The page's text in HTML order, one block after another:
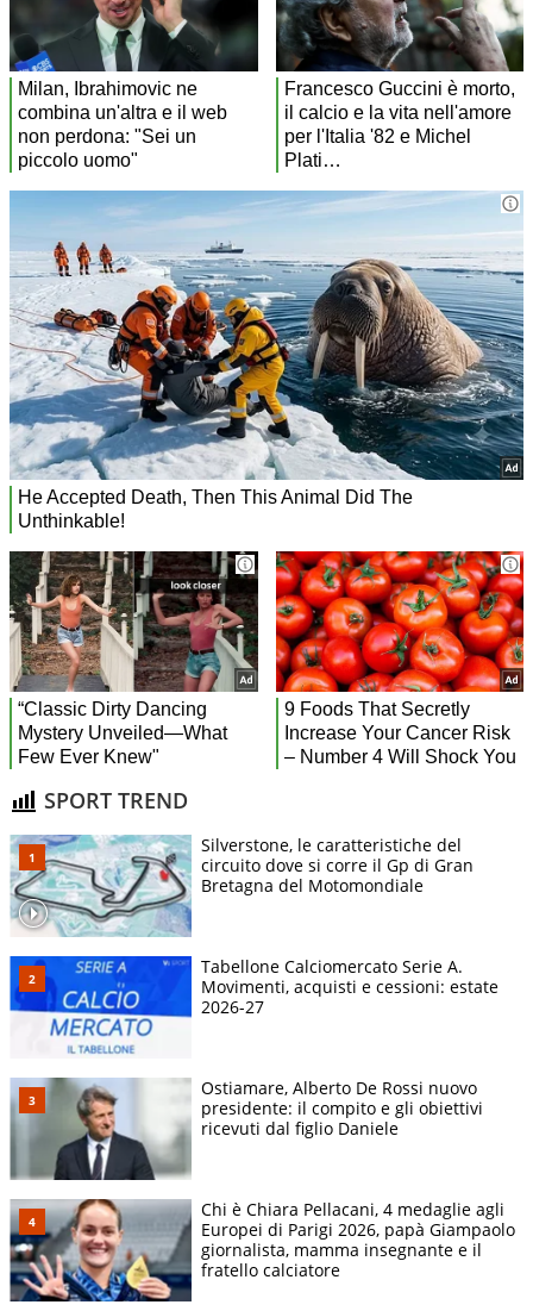
SPORT TREND
Silverstone, le caratteristiche del
circuito dove si corre il Gp di Gran
Bretagna del Motomondiale
Tabellone Calciomercato Serie A.
Movimenti, acquisti e cessioni: estate
2026-27
Ostiamare, Alberto De Rossi nuovo
presidente: il compito e gli obiettivi
ricevuti dal figlio Daniele
Chi è Chiara Pellacani, 4 medaglie agli
Europei di Parigi 2026, papà Giampaolo
giornalista, mamma insegnante e il
fratello calciatore